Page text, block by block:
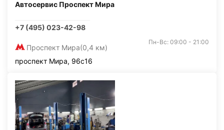
Автосервис Проспект Мира
+7 (495) 023-42-98
Проспект Мира(0,4 км)
Пн-Вс: 09:00 - 21:00
проспект Мира, 96с16